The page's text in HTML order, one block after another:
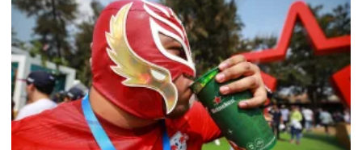
FÓRMULA 1
BOXEO
LIGA MX